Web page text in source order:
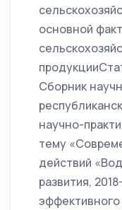
основной
Сборник
научно-
тему
действий
развития,